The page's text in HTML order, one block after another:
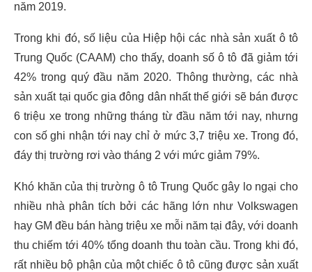
năm 2019.
Trong khi đó, số liệu của Hiệp hội các nhà sản xuất ô tô
Trung Quốc (CAAM) cho thấy, doanh số ô tô đã giảm tới
42% trong quý đầu năm 2020. Thông thường, các nhà
sản xuất tại quốc gia đông dân nhất thế giới sẽ bán được
6 triệu xe trong những tháng từ đầu năm tới nay, nhưng
con số ghi nhận tới nay chỉ ở mức 3,7 triệu xe. Trong đó,
đáy thị trường rơi vào tháng 2 với mức giảm 79%.
Khó khăn của thị trường ô tô Trung Quốc gây lo ngại cho
nhiều nhà phân tích bởi các hãng lớn như Volkswagen
hay GM đều bán hàng triệu xe mỗi năm tại đây, với doanh
thu chiếm tới 40% tổng doanh thu toàn cầu. Trong khi đó,
rất nhiều bộ phận của một chiếc ô tô cũng được sản xuất